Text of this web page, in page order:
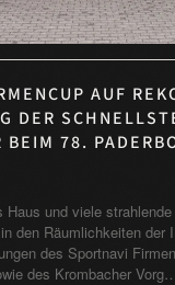
AUF
DER
BEIM 78.
Haus und viele
den Räumlichkeiten der
des Sportnavi
des Krombacher